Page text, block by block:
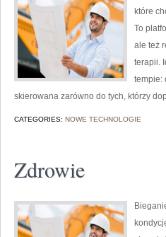
które
To
ale też
terapii.
tempie:
skierowana zarówno do tych, którzy
CATEGORIES: NOWE TECHNOLOGIE
Zdrowie